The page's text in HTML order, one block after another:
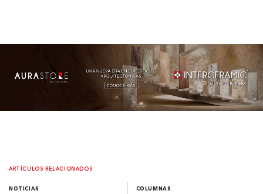
ARTÍCULOS RELACIONADOS
NOTICIAS COLUMNAS